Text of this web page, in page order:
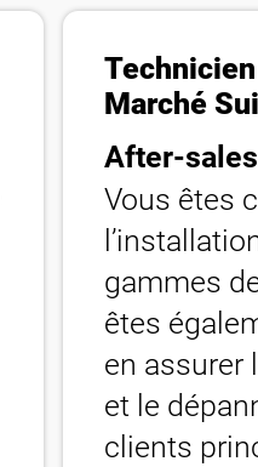
Marché
After-sales
Vous êtes
gammes
êtes
en assurer
et le
clients